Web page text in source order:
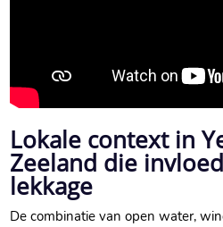
Lokale context in
Zeeland die
lekkage
De combinatie van open water,